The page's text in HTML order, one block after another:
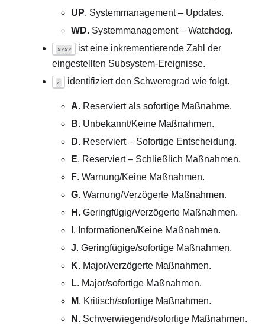
UP. Systemmanagement – Updates.
WD. Systemmanagement – Watchdog.
xxxx
ist eine inkrementierende Zahl der
eingestellten Subsystem-Ereignisse.
c identifiziert den Schweregrad wie folgt.
A. Reserviert als sofortige Maßnahme.
B. Unbekannt/Keine Maßnahmen.
D. Reserviert – Sofortige Entscheidung.
E. Reserviert – Schließlich Maßnahmen.
F. Warnung/Keine Maßnahmen.
G. Warnung/Verzögerte Maßnahmen.
H . Geringfügig/Verzögerte Maßnahmen.
. Informationen/Keine Maßnahmen.
J. Geringfügige/sofortige Maßnahmen.
K. Major/verzögerte Maßnahmen.
L. Major/sofortige Maßnahmen.
M. Kritisch/sofortige Maßnahmen.
N . Schwerwiegend/sofortige Maßnahmen.